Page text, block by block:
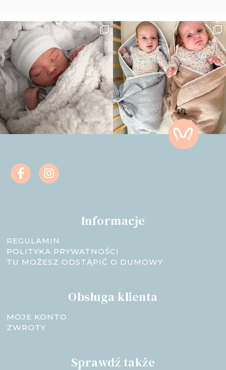
Informacje
REGULAMIN
POLITYKA PRYWATNOŚCI
TU MOŻESZ ODSTĄPIĆ O DUMOWY
Obsługa klienta
MOJE KONTO
ZWROTY
Sprawdź także